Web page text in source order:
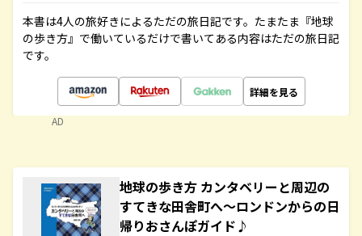
本書は4人の旅好きによるただの旅日記です。たまたま『地球
の歩き方』で働いているだけで書いてある内容はただの旅日記
です。
詳細を見る
AD
地球の歩き方 カンタベリーと周辺の
すてきな田舎町へ～ロンドンからの日
帰りおさんぽガイド♪